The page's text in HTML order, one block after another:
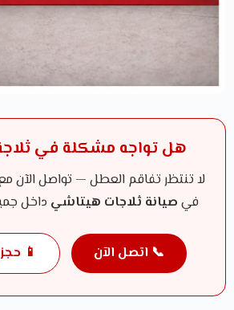
هل تواجه مشكلة في
لا تنتظر تفاقم العطل — تواصل الآن
في صيانة ثلاجات هيتاشي داخل
📞 اتصل الآن 📱